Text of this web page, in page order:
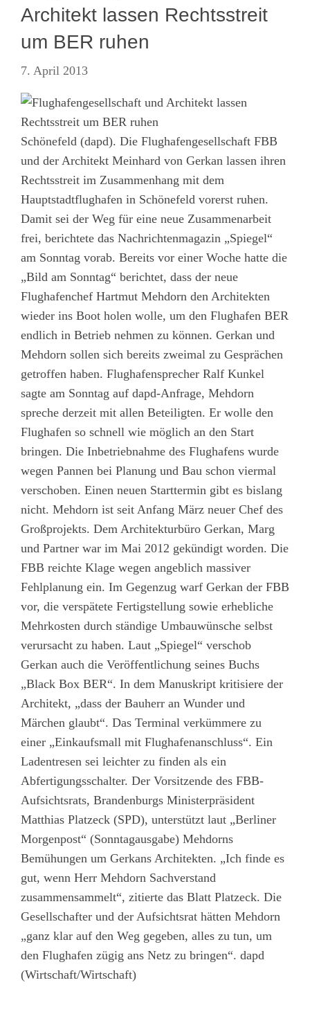
Architekt lassen Rechtsstreit
um BER ruhen
7. April 2013
Schönefeld (dapd). Die Flughafengesellschaft FBB
und der Architekt Meinhard von Gerkan lassen ihren
Rechtsstreit im Zusammenhang mit dem
Hauptstadtflughafen in Schönefeld vorerst ruhen.
Damit sei der Weg für eine neue Zusammenarbeit
frei, berichtete das Nachrichtenmagazin „Spiegel“
am Sonntag vorab. Bereits vor einer Woche hatte die
„Bild am Sonntag“ berichtet, dass der neue
Flughafenchef Hartmut Mehdorn den Architekten
wieder ins Boot holen wolle, um den Flughafen BER
endlich in Betrieb nehmen zu können. Gerkan und
Mehdorn sollen sich bereits zweimal zu Gesprächen
getroffen haben. Flughafensprecher Ralf Kunkel
sagte am Sonntag auf dapd-Anfrage, Mehdorn
spreche derzeit mit allen Beteiligten. Er wolle den
Flughafen so schnell wie möglich an den Start
bringen. Die Inbetriebnahme des Flughafens wurde
wegen Pannen bei Planung und Bau schon viermal
verschoben. Einen neuen Starttermin gibt es bislang
nicht. Mehdorn ist seit Anfang März neuer Chef des
Großprojekts. Dem Architekturbüro Gerkan, Marg
und Partner war im Mai 2012 gekündigt worden. Die
FBB reichte Klage wegen angeblich massiver
Fehlplanung ein. Im Gegenzug warf Gerkan der FBB
vor, die verspätete Fertigstellung sowie erhebliche
Mehrkosten durch ständige Umbauwünsche selbst
verursacht zu haben. Laut „Spiegel“ verschob
Gerkan auch die Veröffentlichung seines Buchs
„Black Box BER“. In dem Manuskript kritisiere der
Architekt, „dass der Bauherr an Wunder und
Märchen glaubt“. Das Terminal verkümmere zu
einer „Einkaufsmall mit Flughafenanschluss“. Ein
Ladentresen sei leichter zu finden als ein
Abfertigungsschalter. Der Vorsitzende des FBB-
Aufsichtsrats, Brandenburgs Ministerpräsident
Matthias Platzeck (SPD), unterstützt laut „Berliner
Morgenpost“ (Sonntagausgabe) Mehdorns
Bemühungen um Gerkans Architekten. „Ich finde es
gut, wenn Herr Mehdorn Sachverstand
zusammensammelt“, zitierte das Blatt Platzeck. Die
Gesellschafter und der Aufsichtsrat hätten Mehdorn
„ganz klar auf den Weg gegeben, alles zu tun, um
den Flughafen zügig ans Netz zu bringen“. dapd
(Wirtschaft/Wirtschaft)